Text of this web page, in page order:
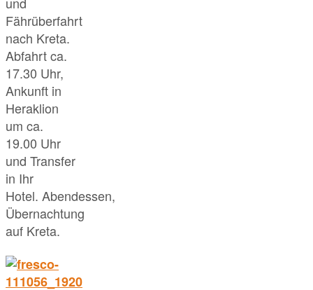
Fährüberfahrt
nach Kreta.
Abfahrt ca.
17.30 Uhr,
Ankunft in
Heraklion
um ca.
19.00 Uhr
und Transfer
in Ihr
Hotel. Abendessen,
Übernachtung
auf Kreta.